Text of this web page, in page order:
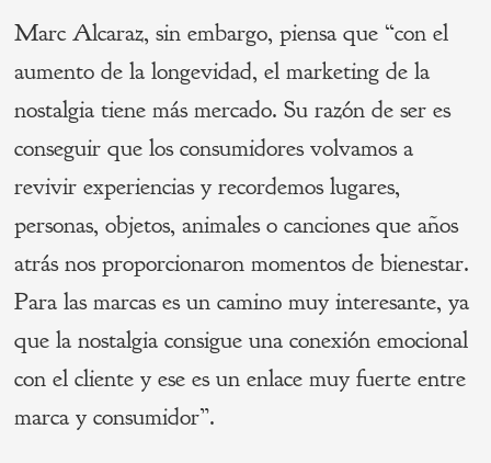
Marc Alcaraz, sin embargo, piensa que “con el
aumento de la longevidad, el marketing de la
nostalgia tiene más mercado. Su razón de ser es
conseguir que los consumidores volvamos a
revivir experiencias y recordemos lugares,
personas, objetos, animales o canciones que años
atrás nos proporcionaron momentos de bienestar.
Para las marcas es un camino muy interesante, ya
que la nostalgia consigue una conexión emocional
con el cliente y ese es un enlace muy fuerte entre
marca y consumidor”.